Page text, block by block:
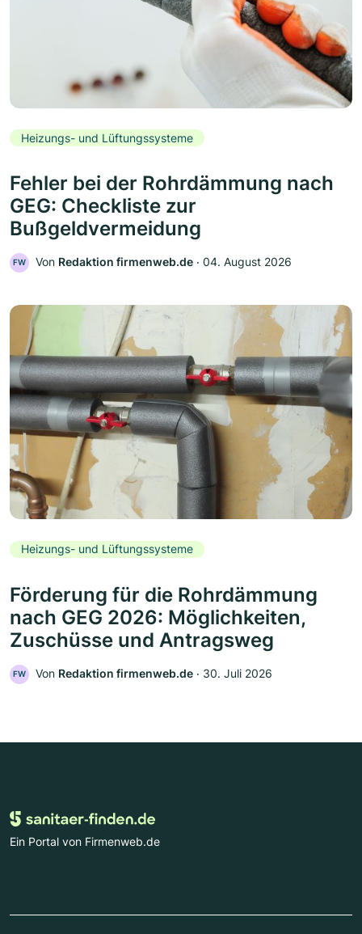
Heizungs- und Lüftungssysteme
Fehler bei der Rohrdämmung nach
GEG: Checkliste zur
Bußgeldvermeidung
FW Von Redaktion firmenweb.de ‧ 04. August 2026
Heizungs- und Lüftungssysteme
Förderung für die Rohrdämmung
nach GEG 2026: Möglichkeiten,
Zuschüsse und Antragsweg
FW Von Redaktion firmenweb.de ‧ 30. Juli 2026
Ein Portal von Firmenweb.de